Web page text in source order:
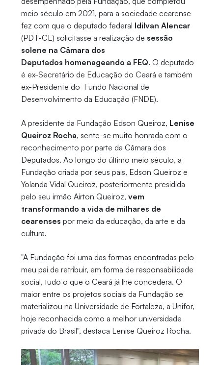
meio século em 2021, para a sociedade cearense
fez com que o deputado federal Idilvan Alencar
(PDT-CE) solicitasse a realização de sessão
solene na Câmara dos
Deputados homenageando a FEQ. O deputado
é ex-Secretário de Educação do Ceará e também
ex-Presidente do Fundo Nacional de
Desenvolvimento da Educação (FNDE).
A presidente da Fundação Edson Queiroz, Lenise
Queiroz Rocha, sente-se muito honrada com o
reconhecimento por parte da Câmara dos
Deputados. Ao longo do último meio século, a
Fundação criada por seus pais, Edson Queiroz e
Yolanda Vidal Queiroz, posteriormente presidida
pelo seu irmão Airton Queiroz, vem
transformando a vida de milhares de
cearenses por meio da educação, da arte e da
cultura.
"A Fundação foi uma das formas encontradas pelo
meu pai de retribuir, em forma de responsabilidade
social, tudo o que o Ceará já lhe concedera. O
maior entre os projetos sociais da Fundação se
materializou na Universidade de Fortaleza, a Unifor,
hoje reconhecida como a melhor universidade
privada do Brasil", destaca Lenise Queiroz Rocha.